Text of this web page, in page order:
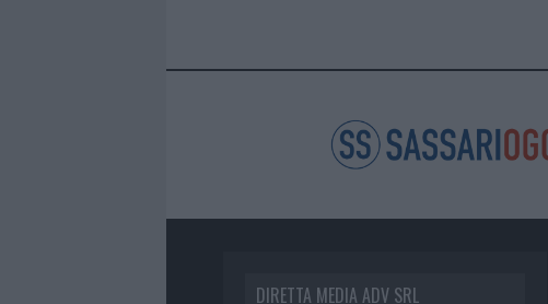
DIRETTA MEDIA ADV SRL